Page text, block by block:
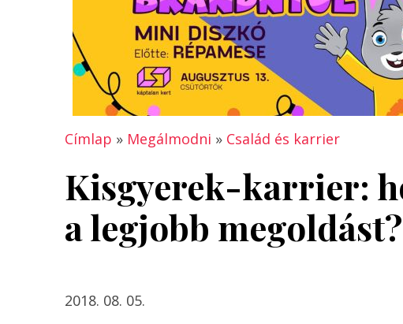
Címlap » Megálmodni » Család és karrier
Kisgyerek-karrier:
a legjobb megoldást?
2018. 08. 05.